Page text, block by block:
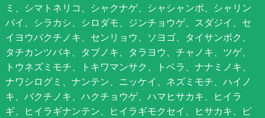
ミ、シマトネリコ、シャクナゲ、シャシャンポ、シャリン
バイ、シラカシ、シロダモ、ジンチョウゲ、スダジイ、セ
イヨウバクチノキ、センリョウ、ソヨゴ、タイサンボク、
タチカンツバキ、タブノキ、タラヨウ、チャノキ、ツゲ、
トウネズミモチ、トキワマンサク、トベラ、ナナミノキ、
ナワシログミ、ナンテン、ニッケイ、ネズミモチ、ハイノ
キ、バクチノキ、ハクチョウゲ、ハマヒサカキ、ヒイラ
ギ、ヒイラギナンテン、ヒイラギモクセイ、ヒサカキ、ピ